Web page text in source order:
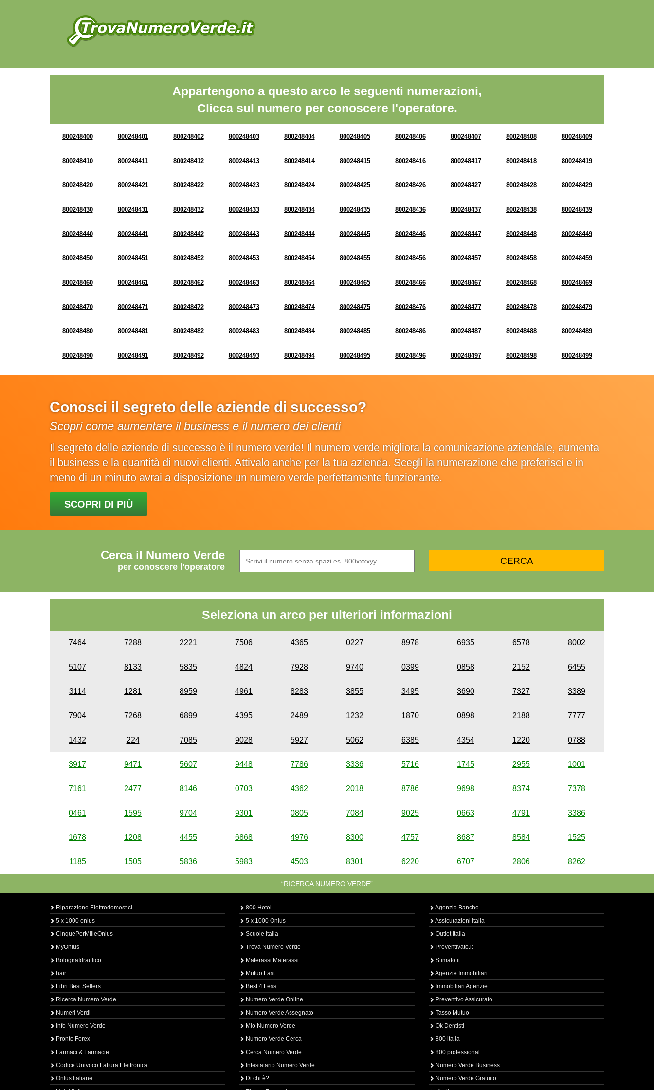
Appartengono a questo arco le seguenti numerazioni,
Clicca sul numero per conoscere l'operatore.
800248400 800248401 800248402 800248403 800248404 800248405 800248406 800248407 800248408 800248409
800248410 800248411 800248412 800248413 800248414 800248415 800248416 800248417 800248418 800248419
800248420 800248421 800248422 800248423 800248424 800248425 800248426 800248427 800248428 800248429
800248430 800248431 800248432 800248433 800248434 800248435 800248436 800248437 800248438 800248439
800248440 800248441 800248442 800248443 800248444 800248445 800248446 800248447 800248448 800248449
800248450 800248451 800248452 800248453 800248454 800248455 800248456 800248457 800248458 800248459
800248460 800248461 800248462 800248463 800248464 800248465 800248466 800248467 800248468 800248469
800248470 800248471 800248472 800248473 800248474 800248475 800248476 800248477 800248478 800248479
800248480 800248481 800248482 800248483 800248484 800248485 800248486 800248487 800248488 800248489
800248490 800248491 800248492 800248493 800248494 800248495 800248496 800248497 800248498 800248499
Conosci il segreto delle aziende di successo?
Scopri come aumentare il business e il numero dei clienti
Il segreto delle aziende di successo è il numero verde! Il numero verde migliora la comunicazione aziendale, aumenta
il business e la quantità di nuovi clienti. Attivalo anche per la tua azienda. Scegli la numerazione che preferisci e in
meno di un minuto avrai a disposizione un numero verde perfettamente funzionante.
SCOPRI DI PIÙ
Cerca il Numero Verde
per conoscere l'operatore
Seleziona un arco per ulteriori informazioni
7464 7288 2221 7506 4365 0227 8978 6935 6578 8002
5107 8133 5835 4824 7928 9740 0399 0858 2152 6455
3114 1281 8959 4961 8283 3855 3495 3690 7327 3389
7904 7268 6899 4395 2489 1232 1870 0898 2188 7777
1432 224 7085 9028 5927 5062 6385 4354 1220 0788
3917 9471 5607 9448 7786 3336 5716 1745 2955 1001
7161 2477 8146 0703 4362 2018 8786 9698 8374 7378
0461 1595 9704 9301 0805 7084 9025 0663 4791 3386
1678 1208 4455 6868 4976 8300 4757 8687 8584 1525
1185 1505 5836 5983 4503 8301 6220 6707 2806 8262
“RICERCA NUMERO VERDE”
Riparazione Elettrodomestici
5 x 1000 onlus
CinquePerMilleOnlus
MyOnlus
BolognaIdraulico
hair
Libri Best Sellers
Ricerca Numero Verde
Numeri Verdi
Info Numero Verde
Pronto Forex
Farmaci & Farmacie
Codice Univoco Fattura Elettronica
Onlus Italiane
800 Hotel
5 x 1000 Onlus
Scuole Italia
Trova Numero Verde
Materassi Materassi
Mutuo Fast
Best 4 Less
Numero Verde Online
Numero Verde Assegnato
Mio Numero Verde
Numero Verde Cerca
Cerca Numero Verde
Intestatario Numero Verde
Di chi è?
Agenzie Banche
Assicurazioni Italia
Outlet Italia
Preventivato.it
Stimato.it
Agenzie Immobiliari
Immobiliari Agenzie
Preventivo Assicurato
Tasso Mutuo
Ok Dentisti
800 italia
800 professional
Numero Verde Business
Numero Verde Gratuito